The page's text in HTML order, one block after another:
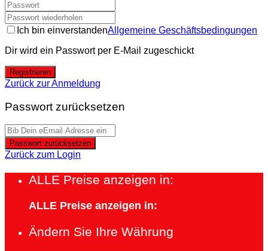
Ich bin einverstandenAllgemeine Geschäftsbedingungen
Dir wird ein Passwort per E-Mail zugeschickt
Registrieren
Zurück zur Anmeldung
Passwort zurücksetzen
Passwort zurücksetzen
Zurück zum Login
ALLE Preise anzeigen in:
ALLE Preise anzeigen in:
Ändern Sie Ihre Währung